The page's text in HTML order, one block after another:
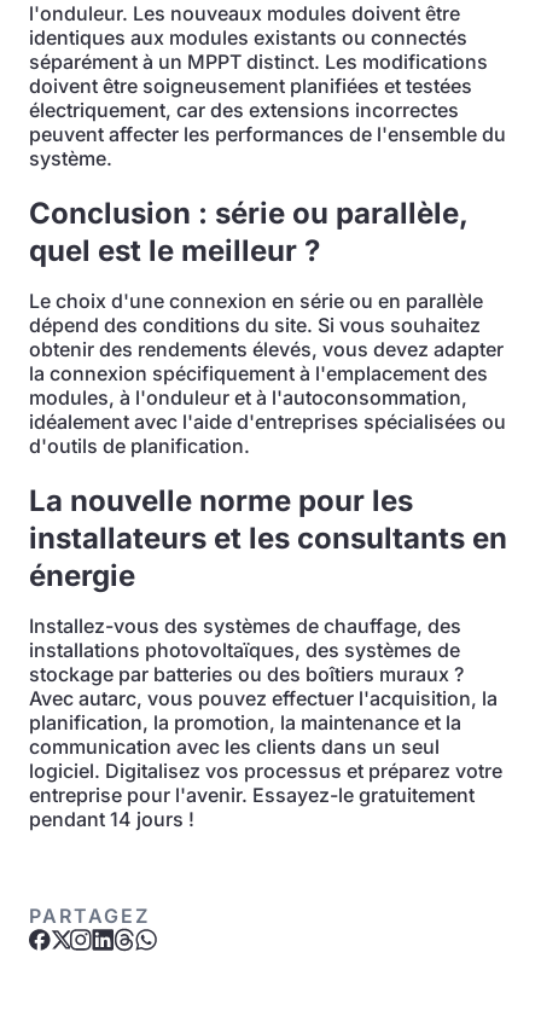
l'onduleur. Les nouveaux modules doivent être
identiques aux modules existants ou connectés
séparément à un MPPT distinct. Les modifications
doivent être soigneusement planifiées et testées
électriquement, car des extensions incorrectes
peuvent affecter les performances de l'ensemble du
système.
Conclusion : série ou parallèle,
quel est le meilleur ?
Le choix d'une connexion en série ou en parallèle
dépend des conditions du site. Si vous souhaitez
obtenir des rendements élevés, vous devez adapter
la connexion spécifiquement à l'emplacement des
modules, à l'onduleur et à l'autoconsommation,
idéalement avec l'aide d'entreprises spécialisées ou
d'outils de planification.
La nouvelle norme pour les
installateurs et les consultants en
énergie
Installez-vous des systèmes de chauffage, des
installations photovoltaïques, des systèmes de
stockage par batteries ou des boîtiers muraux ?
Avec autarc, vous pouvez effectuer l'acquisition, la
planification, la promotion, la maintenance et la
communication avec les clients dans un seul
logiciel. Digitalisez vos processus et préparez votre
entreprise pour l'avenir. Essayez-le gratuitement
pendant 14 jours !
PARTAGEZ